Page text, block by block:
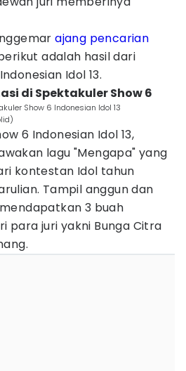
ajang pencarian
adalah hasil dari
Idol 13.
di Spektakuler Show 6
Show 6 Indonesian Idol 13
6 Indonesian Idol 13,
lagu "Mengapa" yang
kontestan Idol tahun
Tampil anggun dan
3 buah
para juri yakni Bunga Citra